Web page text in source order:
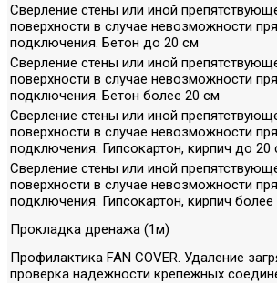
Сверление стены или иной
поверхности в случае невозможности
подключения. Бетон до 20 см
Сверление стены или иной
поверхности в случае невозможности
подключения. Бетон более 20 см
Сверление стены или иной
поверхности в случае невозможности
подключения. Гипсокартон, кирпич до 20
Сверление стены или иной
поверхности в случае невозможности
подключения. Гипсокартон, кирпич более
Прокладка дренажа (1м)
Профилактика FAN COVER. Удаление
проверка надежности крепежных